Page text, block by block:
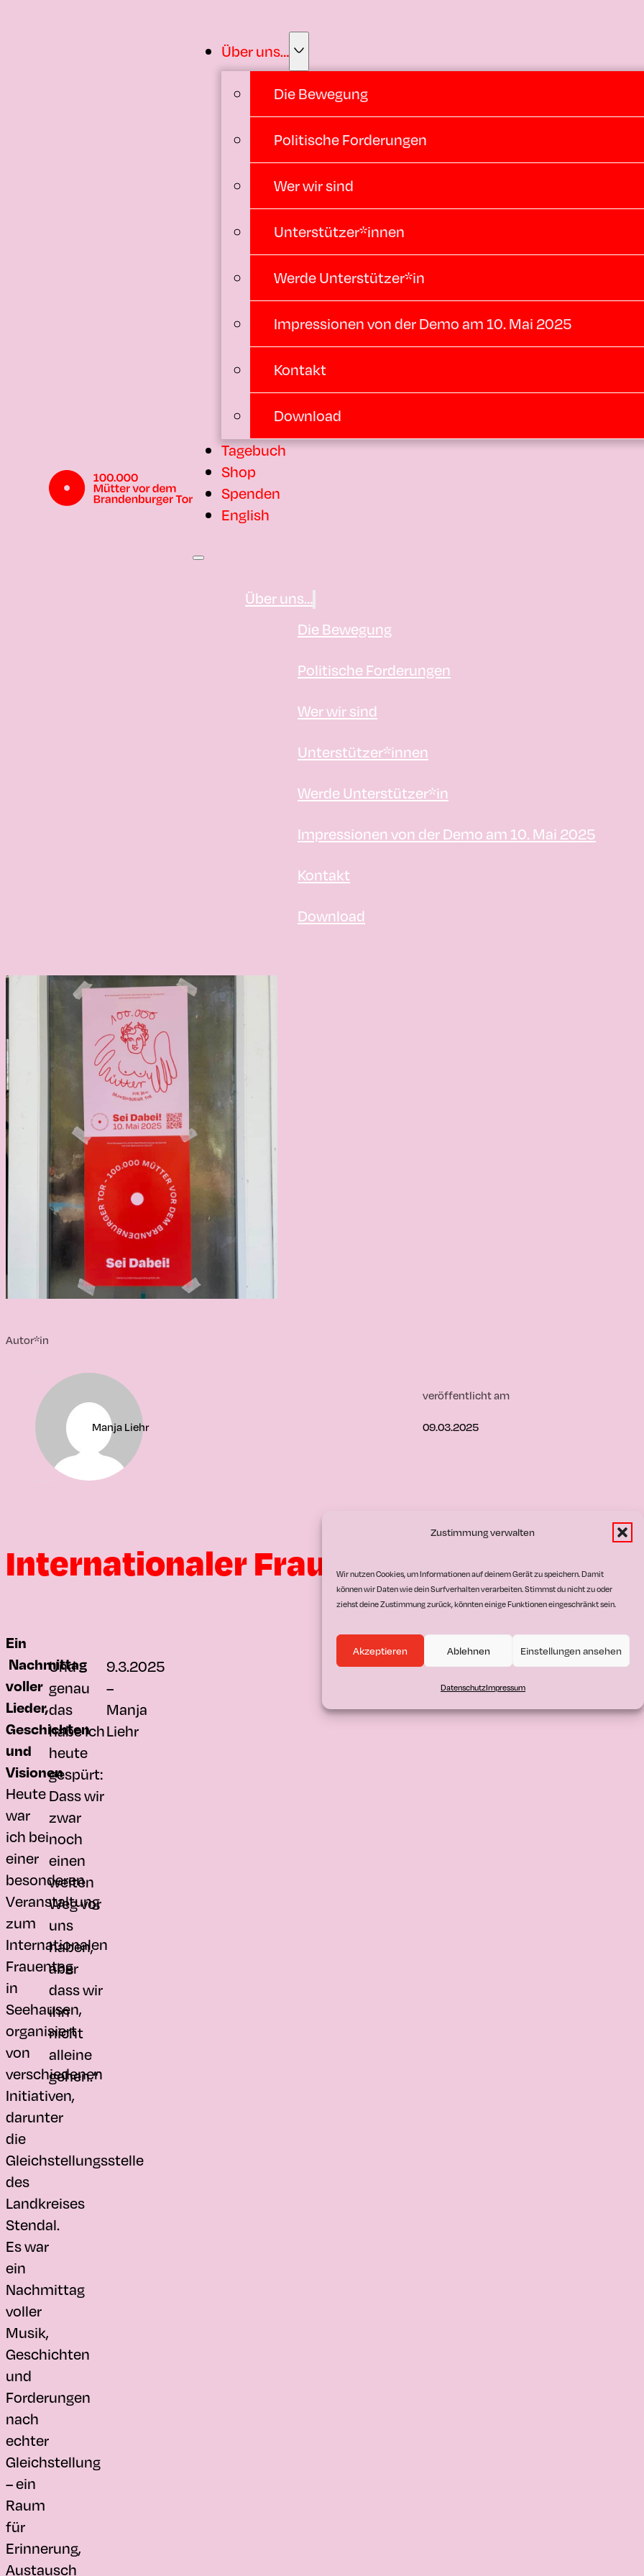
Zustimmung verwalten
Wir nutzen Cookies, um Informationen auf deinem Gerät zu speichern. Damit
können wir Daten wie dein Surfverhalten verarbeiten. Stimmst du nicht zu oder
ziehst deine Zustimmung zurück, könnten einige Funktionen eingeschränkt sein.
Akzeptieren Ablehnen Einstellungen ansehen
DatenschutzImpressum
Über uns…
Die Bewegung
Politische Forderungen
Wer wir sind
Unterstützer*innen
Werde Unterstützer*in
Impressionen von der Demo am 10. Mai 2025
Kontakt
Download
Tagebuch
Shop
Spenden
English
Über uns…
Die Bewegung
Politische Forderungen
Wer wir sind
Unterstützer*innen
Werde Unterstützer*in
Impressionen von der Demo am 10. Mai 2025
Kontakt
Download
Autor*in
Manja Liehr
veröffentlicht am
09.03.2025
Internationaler Frauentag in Seehausen
Ein
Nachmittag
voller
Lieder,
Geschichten
und
Visionen
Heute
war
ich bei
einer
besonderen
Veranstaltung
zum
Internationalen
Frauentag
in
Seehausen,
organisiert
von
verschiedenen
Initiativen,
darunter
die
Gleichstellungsstelle
des
Landkreises
Stendal.
Es war
ein
Nachmittag
voller
Musik,
Geschichten
und
Forderungen
nach
echter
Gleichstellung
– ein
Raum
für
Erinnerung,
Austausch
Und
genau
das
habe ich
heute
gespürt:
Dass wir
zwar
noch
einen
weiten
Weg vor
uns
haben,
aber
dass wir
ihn
nicht
alleine
gehen.“
9.3.2025
–
Manja
Liehr